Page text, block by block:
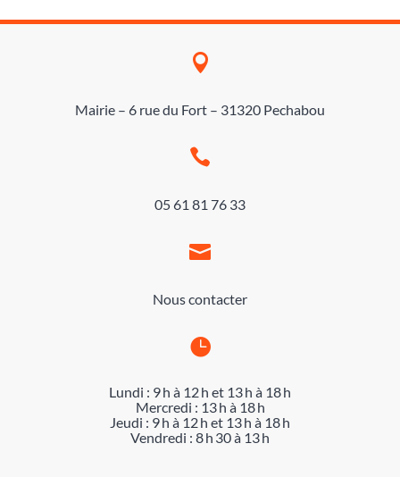

Mairie – 6 rue du Fort – 31320 Pechabou

05 61 81 76 33

Nous contacter

Lundi : 9 h à 12 h et 13 h à 18 h
Mercredi : 13 h à 18 h
Jeudi : 9 h à 12 h et 13 h à 18 h
Vendredi : 8 h 30 à 13 h